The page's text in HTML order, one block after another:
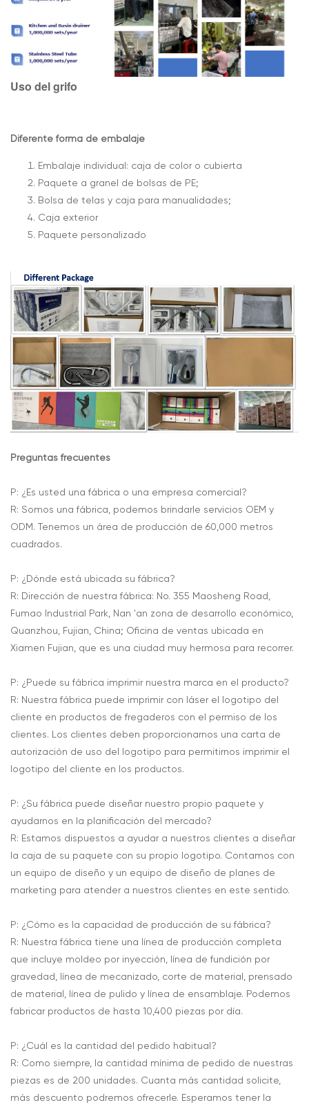
Uso del grifo
Diferente forma de embalaje
Embalaje individual: caja de color o cubierta
Paquete a granel de bolsas de PE;
Bolsa de telas y caja para manualidades;
Caja exterior
Paquete personalizado
Preguntas frecuentes
P: ¿Es usted una fábrica o una empresa comercial?
R: Somos una fábrica, podemos brindarle servicios OEM y
ODM. Tenemos un área de producción de 60,000 metros
cuadrados.
P: ¿Dónde está ubicada su fábrica?
R: Dirección de nuestra fábrica: No. 355 Maosheng Road,
Fumao Industrial Park, Nan 'an zona de desarrollo económico,
Quanzhou, Fujian, China; Oficina de ventas ubicada en
Xiamen Fujian, que es una ciudad muy hermosa para recorrer.
P: ¿Puede su fábrica imprimir nuestra marca en el producto?
R: Nuestra fábrica puede imprimir con láser el logotipo del
cliente en productos de fregaderos con el permiso de los
clientes. Los clientes deben proporcionarnos una carta de
autorización de uso del logotipo para permitirnos imprimir el
logotipo del cliente en los productos.
P: ¿Su fábrica puede diseñar nuestro propio paquete y
ayudarnos en la planificación del mercado?
R: Estamos dispuestos a ayudar a nuestros clientes a diseñar
la caja de su paquete con su propio logotipo. Contamos con
un equipo de diseño y un equipo de diseño de planes de
marketing para atender a nuestros clientes en este sentido.
P: ¿Cómo es la capacidad de producción de su fábrica?
R: Nuestra fábrica tiene una línea de producción completa
que incluye moldeo por inyección, línea de fundición por
gravedad, línea de mecanizado, corte de material, prensado
de material, línea de pulido y línea de ensamblaje. Podemos
fabricar productos de hasta 10,400 piezas por día.
P: ¿Cuál es la cantidad del pedido habitual?
R: Como siempre, la cantidad mínima de pedido de nuestras
piezas es de 200 unidades. Cuanta más cantidad solicite,
más descuento podremos ofrecerle. Esperamos tener la